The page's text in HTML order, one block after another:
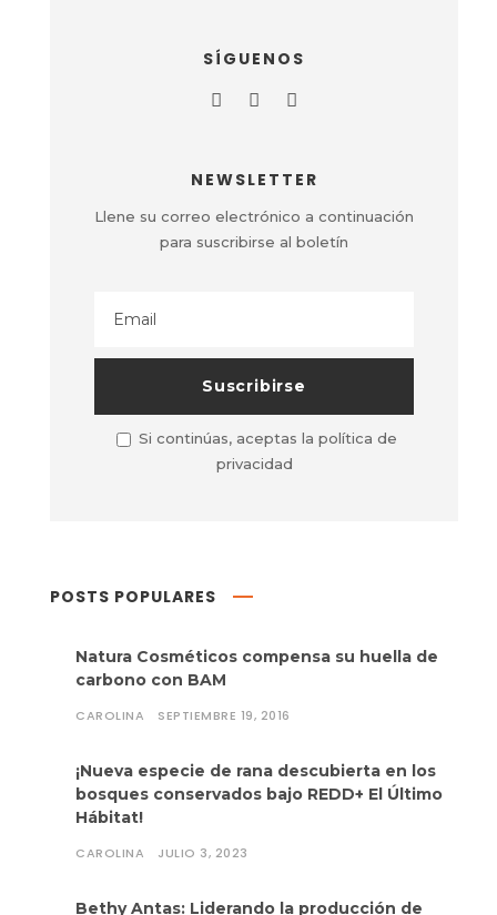
SÍGUENOS
NEWSLETTER
Llene su correo electrónico a continuación
para suscribirse al boletín
Si continúas, aceptas la política de
privacidad
POSTS POPULARES
Natura Cosméticos compensa su huella de
carbono con BAM
CAROLINA SEPTIEMBRE 19, 2016
¡Nueva especie de rana descubierta en los
bosques conservados bajo REDD+ El Último
Hábitat!
CAROLINA JULIO 3, 2023
Bethy Antas: Liderando la producción de